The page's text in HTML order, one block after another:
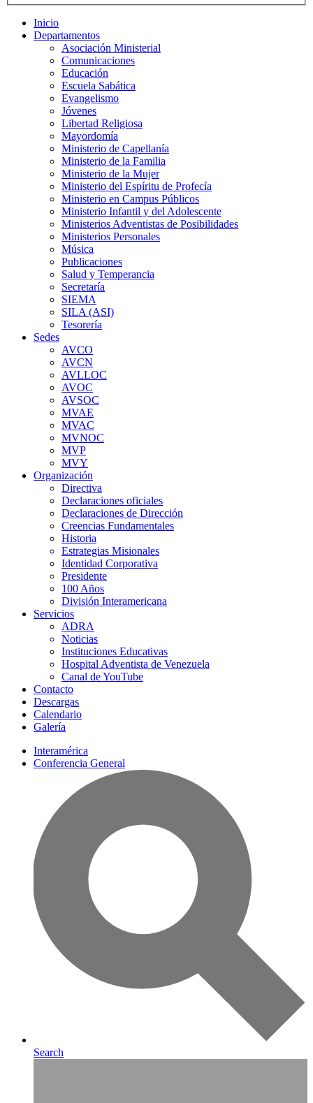
Inicio
Departamentos
Asociación Ministerial
Comunicaciones
Educación
Escuela Sabática
Evangelismo
Jóvenes
Libertad Religiosa
Mayordomía
Ministerio de Capellanía
Ministerio de la Familia
Ministerio de la Mujer
Ministerio del Espíritu de Profecía
Ministerio en Campus Públicos
Ministerio Infantil y del Adolescente
Ministerios Adventistas de Posibilidades
Ministerios Personales
Música
Publicaciones
Salud y Temperancia
Secretaría
SIEMA
SILA (ASI)
Tesorería
Sedes
AVCO
AVCN
AVLLOC
AVOC
AVSOC
MVAE
MVAC
MVNOC
MVP
MVY
Organización
Directiva
Declaraciones oficiales
Declaraciones de Dirección
Creencias Fundamentales
Historia
Estrategias Misionales
Identidad Corporativa
Presidente
100 Años
División Interamericana
Servicios
ADRA
Noticias
Instituciones Educativas
Hospital Adventista de Venezuela
Canal de YouTube
Contacto
Descargas
Calendario
Galería
Interamérica
Conferencia General
Search